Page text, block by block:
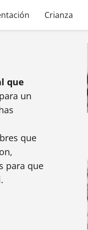
Crianza
que
un
que
para que